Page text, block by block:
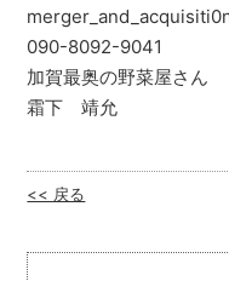
090-8092-9041
加賀最奥の野菜屋さ
霜下 靖允
<< 戻る